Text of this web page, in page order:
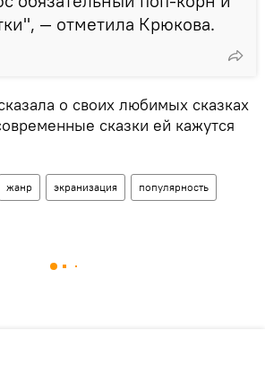
— отметила Крюкова.
о своих любимых сказках
сказки ей кажутся
жанр экранизация популярность